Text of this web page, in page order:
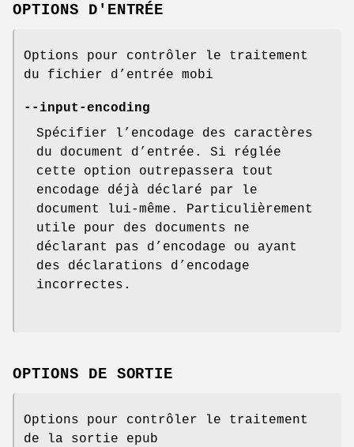
OPTIONS D'ENTRÉE
Options pour contrôler le traitement
du fichier d’entrée mobi
--input-encoding
Spécifier l’encodage des caractères
du document d’entrée. Si réglée
cette option outrepassera tout
encodage déjà déclaré par le
document lui-même. Particulièrement
utile pour des documents ne
déclarant pas d’encodage ou ayant
des déclarations d’encodage
incorrectes.
OPTIONS DE SORTIE
Options pour contrôler le traitement
de la sortie epub